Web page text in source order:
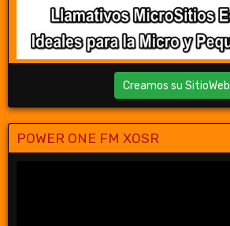
Creamos su SitioWeb
POWER ONE FM XOSR